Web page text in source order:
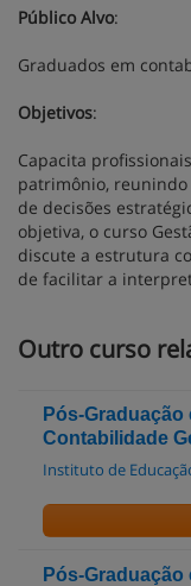
Público Alvo:
Graduados em
Objetivos:
Capacita
patrimônio, reunindo
de decisões
objetiva, o curso
discute a estrutura
de facilitar a
Outro curso
Pós-
Contabilidade
Instituto de
Pós-